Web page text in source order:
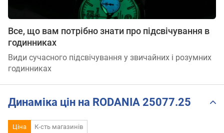
Все, що вам потрібно знати про підсвічування в
годинниках
Види сучасного підсвічування у звичайних і розумних
годинниках
Динаміка цін на RODANIA 25077.25
Ціна К-сть магазинів